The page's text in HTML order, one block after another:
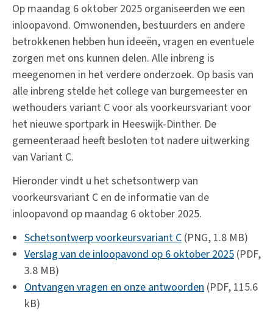
Op maandag 6 oktober 2025 organiseerden we een
inloopavond. Omwonenden, bestuurders en andere
betrokkenen hebben hun ideeën, vragen en eventuele
zorgen met ons kunnen delen. Alle inbreng is
meegenomen in het verdere onderzoek. Op basis van
alle inbreng stelde het college van burgemeester en
wethouders variant C voor als voorkeursvariant voor
het nieuwe sportpark in Heeswijk-Dinther. De
gemeenteraad heeft besloten tot nadere uitwerking
van Variant C.
Hieronder vindt u het schetsontwerp van
voorkeursvariant C en de informatie van de
inloopavond op maandag 6 oktober 2025.
Schetsontwerp voorkeursvariant C (PNG, 1.8 MB)
Verslag van de inloopavond op 6 oktober 2025 (PDF,
3.8 MB)
Ontvangen vragen en onze antwoorden (PDF, 115.6
kB)